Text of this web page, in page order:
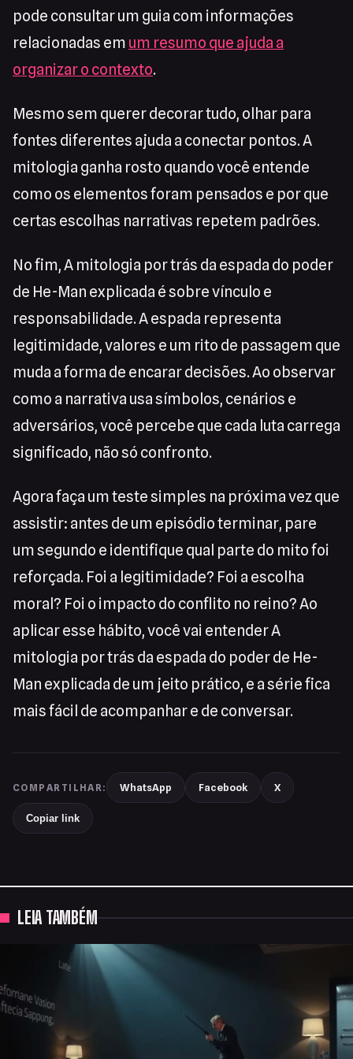
pode consultar um guia com informações
relacionadas em um resumo que ajuda a
organizar o contexto.
Mesmo sem querer decorar tudo, olhar para
fontes diferentes ajuda a conectar pontos. A
mitologia ganha rosto quando você entende
como os elementos foram pensados e por que
certas escolhas narrativas repetem padrões.
No fim, A mitologia por trás da espada do poder
de He-Man explicada é sobre vínculo e
responsabilidade. A espada representa
legitimidade, valores e um rito de passagem que
muda a forma de encarar decisões. Ao observar
como a narrativa usa símbolos, cenários e
adversários, você percebe que cada luta carrega
significado, não só confronto.
Agora faça um teste simples na próxima vez que
assistir: antes de um episódio terminar, pare
um segundo e identifique qual parte do mito foi
reforçada. Foi a legitimidade? Foi a escolha
moral? Foi o impacto do conflito no reino? Ao
aplicar esse hábito, você vai entender A
mitologia por trás da espada do poder de He-
Man explicada de um jeito prático, e a série fica
mais fácil de acompanhar e de conversar.
COMPARTILHAR: WhatsApp Facebook X
Copiar link
LEIA TAMBÉM